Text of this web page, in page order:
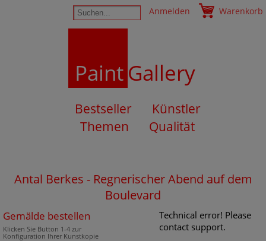
Anmelden Warenkorb
PaintGallery
Bestseller
Künstler
Themen
Qualität
Antal Berkes - Regnerischer Abend auf dem
Boulevard
Gemälde bestellen
Klicken Sie Button 1-4 zur
Konfiguration Ihrer Kunstkopie
Technical error! Please
contact support.